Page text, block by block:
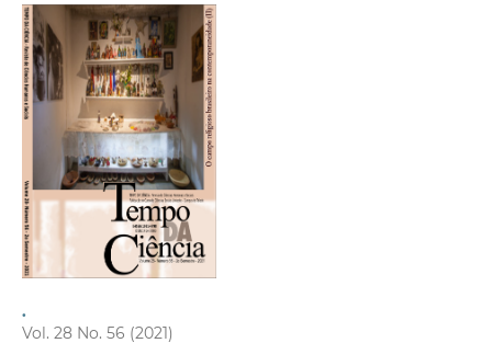
.
Vol. 28 No. 56 (2021)